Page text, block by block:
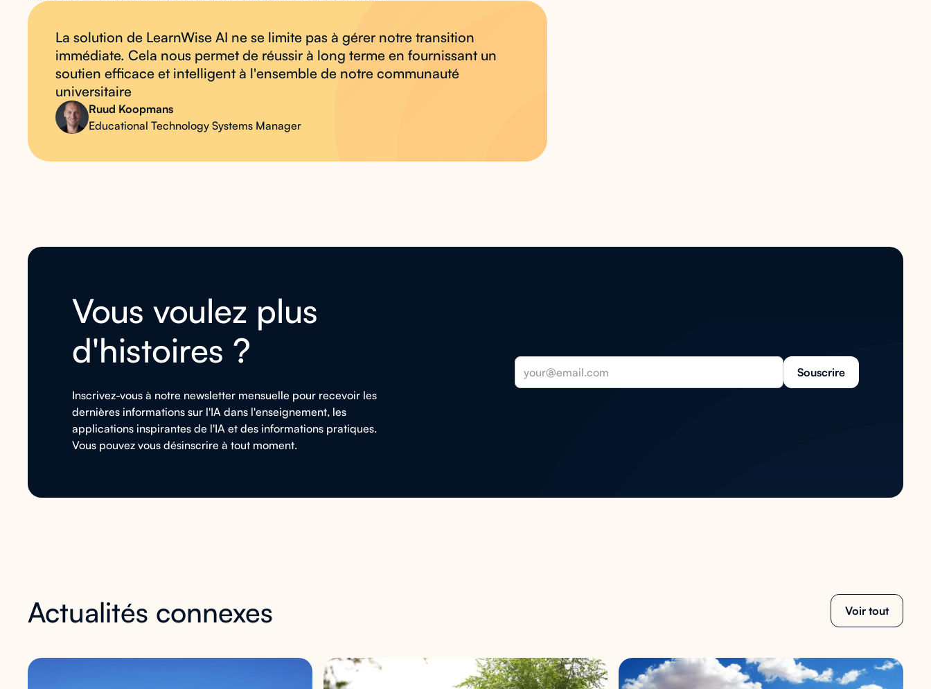
La solution de LearnWise AI ne se limite pas à gérer notre transition
immédiate. Cela nous permet de réussir à long terme en fournissant un
soutien efficace et intelligent à l'ensemble de notre communauté
universitaire
Ruud Koopmans
Educational Technology Systems Manager
Vous voulez plus
d'histoires ?
Inscrivez-vous à notre newsletter mensuelle pour recevoir les
dernières informations sur l'IA dans l'enseignement, les
applications inspirantes de l'IA et des informations pratiques.
Vous pouvez vous désinscrire à tout moment.
Actualités connexes Voir tout